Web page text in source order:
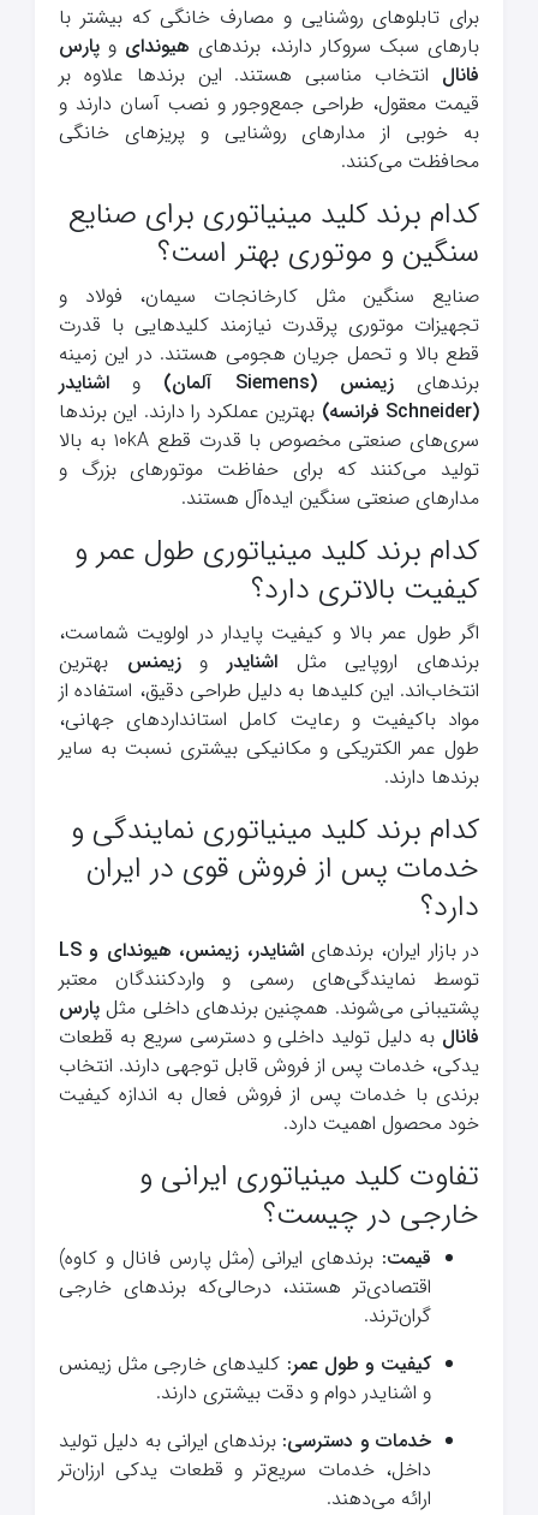
برای تابلوهای روشنایی و مصارف خانگی که بیشتر با
بارهای سبک سروکار دارند، برندهای هیوندای و پارس
فانال انتخاب مناسبی هستند. این برندها علاوه بر
قیمت معقول، طراحی جمع‌وجور و نصب آسان دارند و
به خوبی از مدارهای روشنایی و پریزهای خانگی
محافظت می‌کنند.
کدام برند کلید مینیاتوری برای صنایع
سنگین و موتوری بهتر است؟
صنایع سنگین مثل کارخانجات سیمان، فولاد و
تجهیزات موتوری پرقدرت نیازمند کلیدهایی با قدرت
قطع بالا و تحمل جریان هجومی هستند. در این زمینه
برندهایزیمنس (Siemens آلمان) و اشنایدر
(Schneider فرانسه)
بهترین عملکرد را دارند. این برندها
سری‌های صنعتی مخصوص با قدرت قطع ۱۰kA به بالا
تولید می‌کنند که برای حفاظت موتورهای بزرگ و
مدارهای صنعتی سنگین ایده‌آل هستند.
کدام برند کلید مینیاتوری طول عمر و
کیفیت بالاتری دارد؟
اگر طول عمر بالا و کیفیت پایدار در اولویت شماست،
برندهای اروپایی مثل اشنایدر وزیمنس بهترین
انتخاب‌اند. این کلیدها به دلیل طراحی دقیق، استفاده از
مواد باکیفیت و رعایت کامل استانداردهای جهانی،
طول عمر الکتریکی و مکانیکی بیشتری نسبت به سایر
برندها دارند.
کدام برند کلید مینیاتوری نمایندگی و
خدمات پس از فروش قوی در ایران
دارد؟
در بازار ایران، برندهایاشنایدر، زیمنس، هیوندای و LS
توسط نمایندگی‌های رسمی و واردکنندگان معتبر
پشتیبانی می‌شوند. همچنین برندهای داخلی مثل پارس
فانال به دلیل تولید داخلی و دسترسی سریع به قطعات
یدکی، خدمات پس از فروش قابل توجهی دارند. انتخاب
برندی با خدمات پس از فروش فعال به اندازه کیفیت
خود محصول اهمیت دارد.
تفاوت کلید مینیاتوری ایرانی و
خارجی در چیست؟
قیمت: برندهای ایرانی (مثل پارس فانال و کاوه)
اقتصادی‌تر هستند، درحالی‌که برندهای خارجی
گران‌ترند.
کیفیت و طول عمر: کلیدهای خارجی مثل زیمنس
و اشنایدر دوام و دقت بیشتری دارند.
خدمات و دسترسی: برندهای ایرانی به دلیل تولید
داخل، خدمات سریع‌تر و قطعات یدکی ارزان‌تر
ارائه می‌دهند.